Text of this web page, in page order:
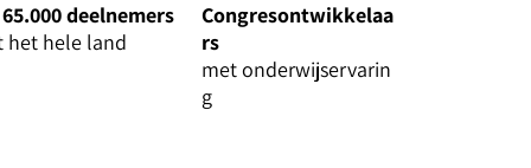
deelnemers
het hele land
Congresontwikkelaa
rs
met onderwijservarin
g